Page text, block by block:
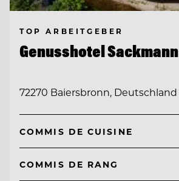
TOP ARBEITGEBER
Genusshotel Sackmann
72270 Baiersbronn, Deutschland
COMMIS DE CUISINE
COMMIS DE RANG